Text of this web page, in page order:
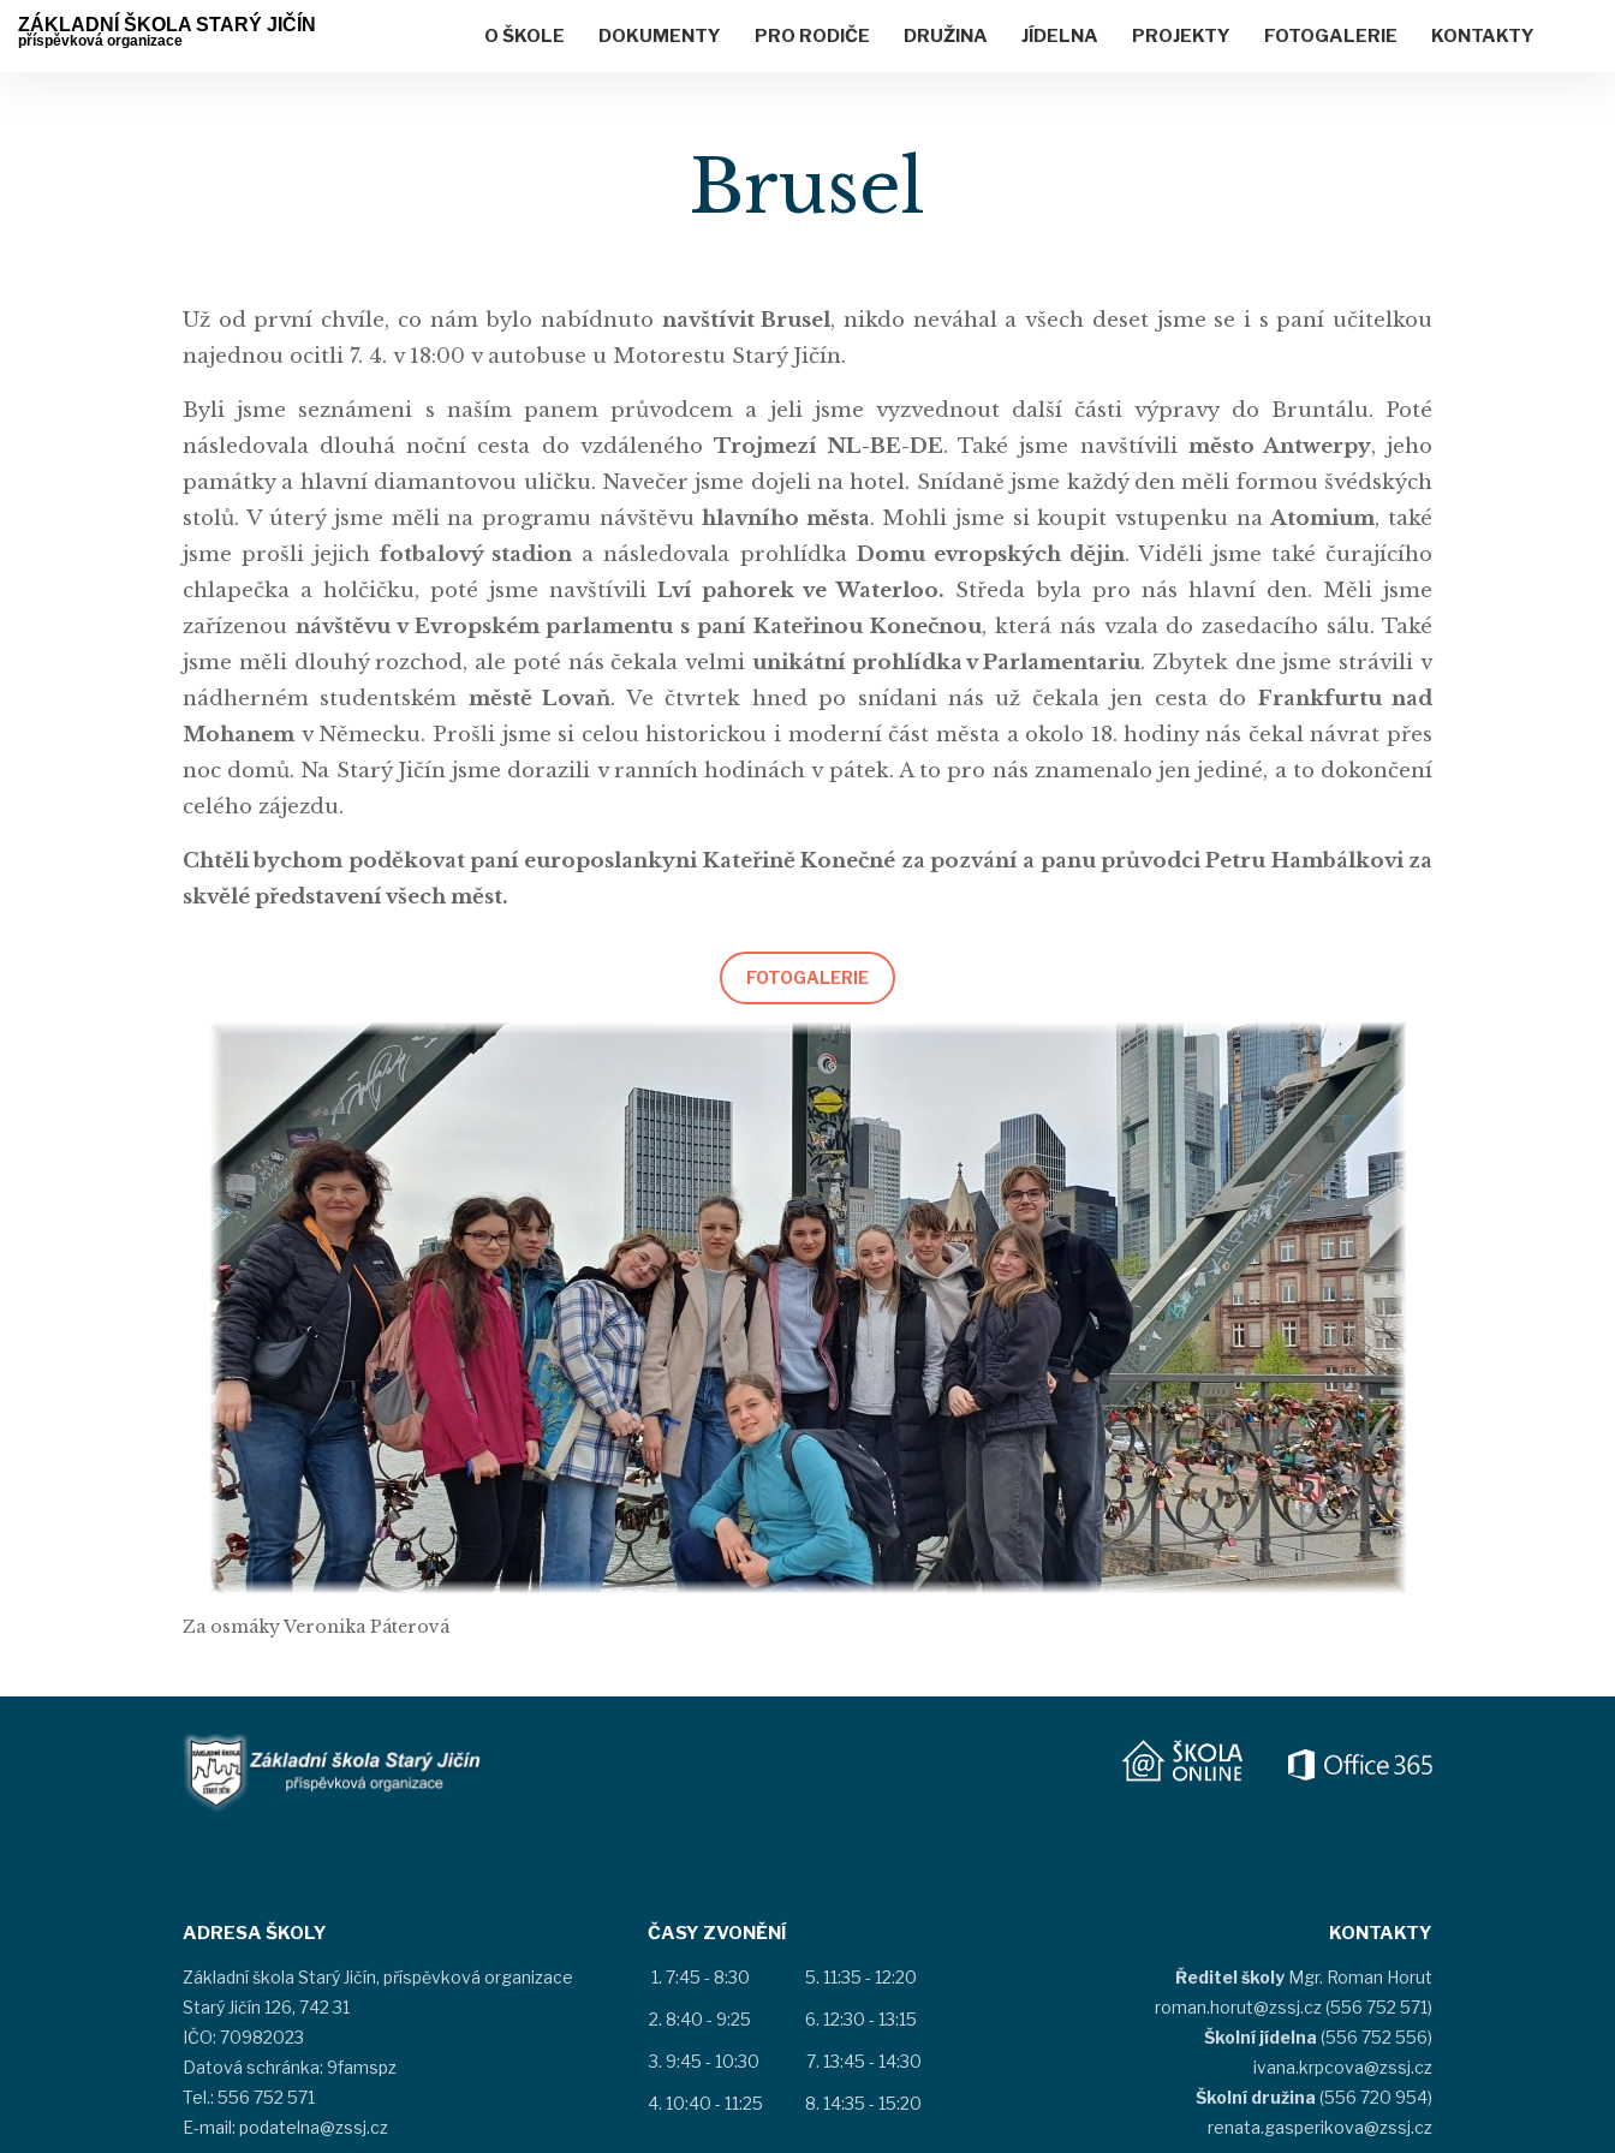
ZÁKLADNÍ ŠKOLA STARÝ JIČÍN
příspěvková organizace O ŠKOLE DOKUMENTY PRO RODIČE DRUŽINA JÍDELNA PROJEKTY FOTOGALERIE KONTAKTY
Brusel
Už od první chvíle, co nám bylo nabídnuto navštívit Brusel, nikdo neváhal a všech deset jsme se i s paní učitelkou
najednou ocitli 7. 4. v 18:00 v autobuse u Motorestu Starý Jičín.
Byli jsme seznámeni s naším panem průvodcem a jeli jsme vyzvednout další části výpravy do Bruntálu. Poté
následovala dlouhá noční cesta do vzdáleného Trojmezí NL-BE-DE. Také jsme navštívili město Antwerpy, jeho
památky a hlavní diamantovou uličku. Navečer jsme dojeli na hotel. Snídaně jsme každý den měli formou švédských
stolů. V úterý jsme měli na programu návštěvuhlavního města. Mohli jsme si koupit vstupenku naAtomium, také
jsme prošli jejichfotbalový stadion a následovala prohlídka Domu evropských dějin. Viděli jsme také čurajícího
chlapečka a holčičku, poté jsme navštíviliLví pahorek ve Waterloo. Středa byla pro nás hlavní den. Měli jsme
zařízenou návštěvu v Evropském parlamentu s paní Kateřinou Konečnou, která nás vzala do zasedacího sálu. Také
jsme měli dlouhý rozchod, ale poté nás čekala velmi unikátní prohlídka v Parlamentariu. Zbytek dne jsme strávili v
nádherném studentském městě Lovaň. Ve čtvrtek hned po snídani nás už čekala jen cesta do Frankfurtu nad
Mohanem v Německu. Prošli jsme si celou historickou i moderní část města a okolo 18. hodiny nás čekal návrat přes
noc domů. Na Starý Jičín jsme dorazili v ranních hodinách v pátek. A to pro nás znamenalo jen jediné, a to dokončení
celého zájezdu.
Chtěli bychom poděkovat paní europoslankyni Kateřině Konečné za pozvání a panu průvodci Petru Hambálkovi za
skvělé představení všech měst.
FOTOGALERIE
Za osmáky Veronika Páterová
ADRESA ŠKOLY
Základní škola Starý Jičín, příspěvková organizace
Starý Jičín 126, 742 31
IČO: 70982023
Datová schránka: 9famspz
Tel.: 556 752 571
E-mail: podatelna@zssj.cz
ČASY ZVONĚNÍ
7:45 - 8:30
8:40 - 9:25
9:45 - 10:30
10:40 - 11:25
11:35 - 12:20
12:30 - 13:15
13:45 - 14:30
14:35 - 15:20
KONTAKTY
Ředitel školy Mgr. Roman Horut
roman.horut@zssj.cz (556 752 571)
Školní jídelna (556 752 556)
ivana.krpcova@zssj.cz
Školní družina (556 720 954)
renata.gasperikova@zssj.cz